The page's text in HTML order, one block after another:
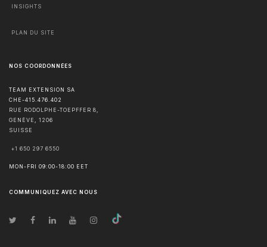
INSIGHTS
PLAN DU SITE
NOS COORDONNÉES
TEAM EXTENSION SA
CHE-415.476.402
RUE RODOLPHE-TOEPFFER 8,
GENÈVE
1206
SUISSE
+1 650 297 6550
MON-FRI 09:00-18:00 EET
COMMUNIQUEZ AVEC NOUS